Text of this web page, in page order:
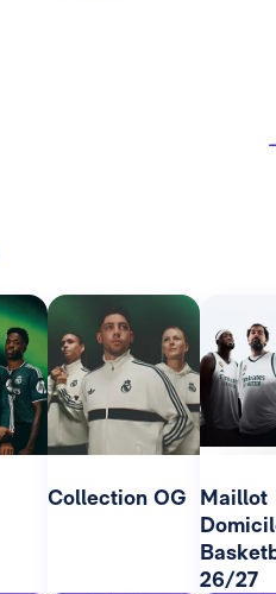
Collection OG
Maillot
26/27